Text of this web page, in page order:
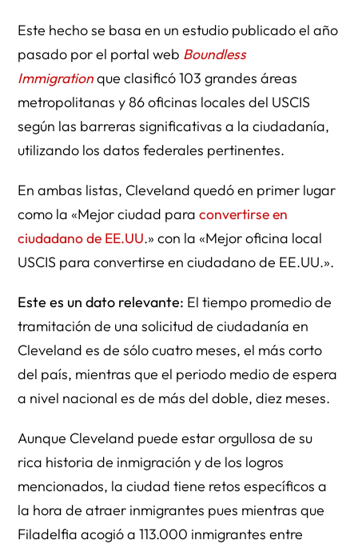
Este hecho se basa en un estudio publicado el año
pasado por el portal web Boundless
Immigrationque clasificó 103 grandes áreas
metropolitanas y 86 oficinas locales del USCIS
según las barreras significativas a la ciudadanía,
utilizando los datos federales pertinentes.
En ambas listas, Cleveland quedó en primer lugar
como la «Mejor ciudad paraconvertirse en
ciudadano de EE.UU.» con la «Mejor oficina local
USCIS para convertirse en ciudadano de EE.UU.».
Este es un dato relevante: El tiempo promedio de
tramitación de una solicitud de ciudadanía en
Cleveland es de sólo cuatro meses, el más corto
del país, mientras que el periodo medio de espera
a nivel nacional es de más del doble, diez meses.
Aunque Cleveland puede estar orgullosa de su
rica historia de inmigración y de los logros
mencionados, la ciudad tiene retos específicos a
la hora de atraer inmigrantes pues mientras que
Filadelfia acogió a 113.000 inmigrantes entre